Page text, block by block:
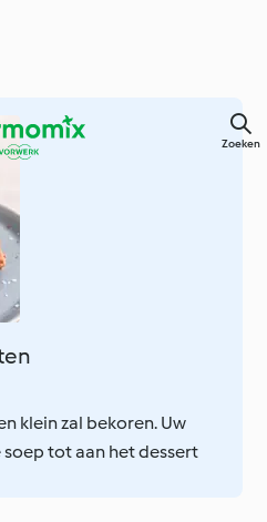
Zoeken
klein zal bekoren. Uw
soep tot aan het dessert